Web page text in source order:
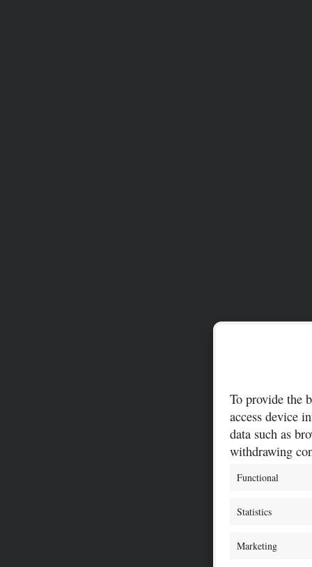
To provide the
access device
data such as
withdrawing
Functional
Statistics
Marketing